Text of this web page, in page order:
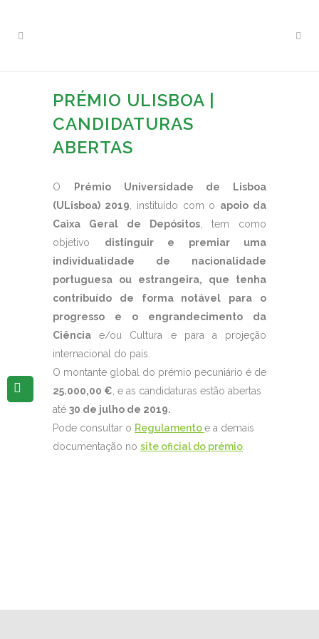
PRÉMIO ULISBOA |
CANDIDATURAS
ABERTAS
O
Prémio Universidade de Lisboa
(ULisboa) 2019 , instituído com o apoio da
Caixa Geral de Depósitos , tem como
objetivo distinguir e premiar uma
individualidade de nacionalidade
portuguesa ou estrangeira, que tenha
contribuído de forma notável para o
progresso e o engrandecimento da
Ciência e/ou Cultura e para a projeção
internacional do país.
O montante global do prémio pecuniário é de
25.000,00 € , e as candidaturas estão abertas
até 30 de julho de 2019.
Pode consultar o Regulamentoe a demais
documentação no site oficial do prémio